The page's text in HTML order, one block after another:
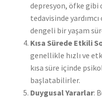
depresyon, öfke gibi
tedavisinde
dengeli bir yaşam
Kısa Sürede Etkili
genellikle hızlı ve
kısa süre içinde
başlatabilirler.
Duygusal Yararlar: